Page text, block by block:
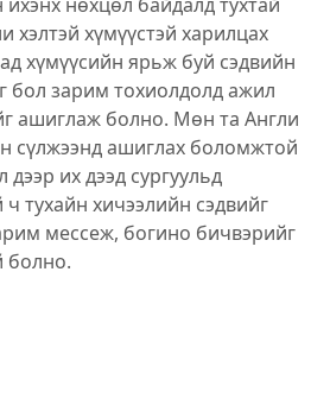
хэлтэй хүмүүстэй харилцах
хүмүүсийн ярьж буй сэдвийн
бол зарим тохиолдолд ажил
ашиглаж болно. Мөн та Англи
сүлжээнд ашиглах боломжтой
дээр их дээд сургуульд
тухайн хичээлийн сэдвийг
мессеж, богино бичвэрийг
болно.